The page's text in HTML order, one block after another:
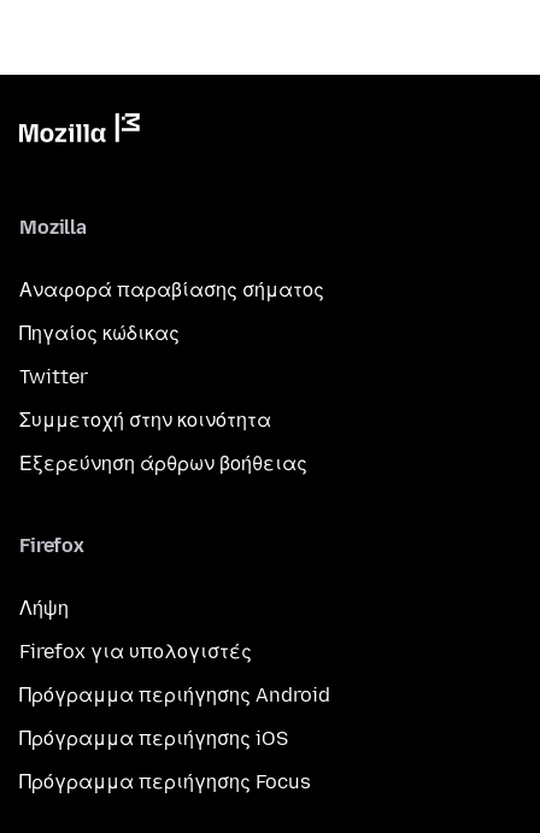
Mozilla
Αναφορά παραβίασης σήματος
Πηγαίος κώδικας
Twitter
Συμμετοχή στην κοινότητα
Εξερεύνηση άρθρων βοήθειας
Firefox
Λήψη
Firefox για υπολογιστές
Πρόγραμμα περιήγησης Android
Πρόγραμμα περιήγησης iOS
Πρόγραμμα περιήγησης Focus